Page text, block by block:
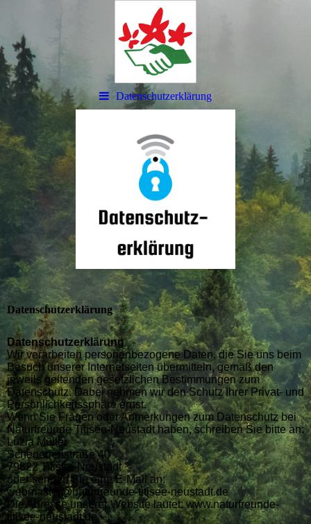
Datenschutzerklärung
Datenschutzerklärung
Datenschutzerklärung
Wir verarbeiten personenbezogene Daten, die Sie uns beim
Besuch unserer Internetseiten übermitteln, gemäß den
jeweils geltenden gesetzlichen Bestimmungen zum
Datenschutz. Dabei nehmen wir den Schutz Ihrer Privat- und
Persönlichkeitssphäre ernst.
Wenn Sie Fragen oder Anmerkungen zum Datenschutz bei
Naturfreunde Titisee-Neustadt haben, schreiben Sie bitte an:
Luzia Müller
Scheuerlenstraße 40
79822 Titisee-Neustadt
oder senden Sie eine E-Mail an:
webmaster@naturfreunde-titisee-neustadt.de
Die Adresse unserer Website lautet: www.naturfreunde-
titisee-neustadt.de